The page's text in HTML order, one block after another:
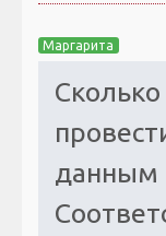
Маргарита
данным